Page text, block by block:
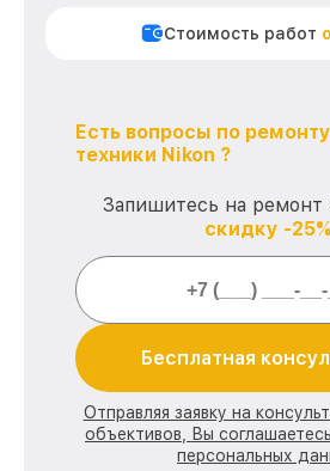
Стоимость работ
Есть вопросы по ремонту
техники Nikon ?
Запишитесь на ремонт
скидку -25%
Бесплатная
Отправляя заявку на
объективов, Вы
персональных